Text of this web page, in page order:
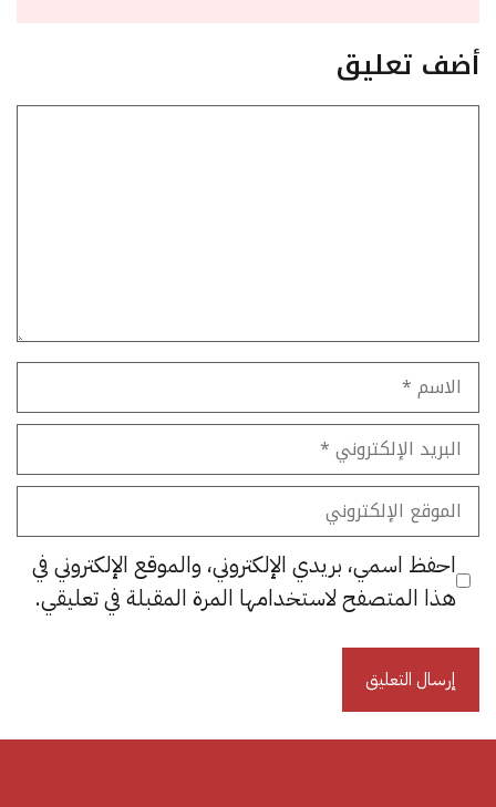
أضف تعليق
الاسم
البريد
الإلكتروني
الموقع
الإلكتروني
احفظ اسمي، بريدي الإلكتروني، والموقع الإلكتروني في
هذا المتصفح لاستخدامها المرة المقبلة في تعليقي.